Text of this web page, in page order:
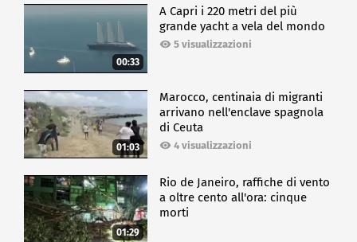
00:33
A Capri i 220 metri del più
grande yacht a vela del mondo
5 visualizzazioni
01:03
Marocco, centinaia di migranti
arrivano nell'enclave spagnola
di Ceuta
4 visualizzazioni
01:29
Rio de Janeiro, raffiche di vento
a oltre cento all'ora: cinque
morti